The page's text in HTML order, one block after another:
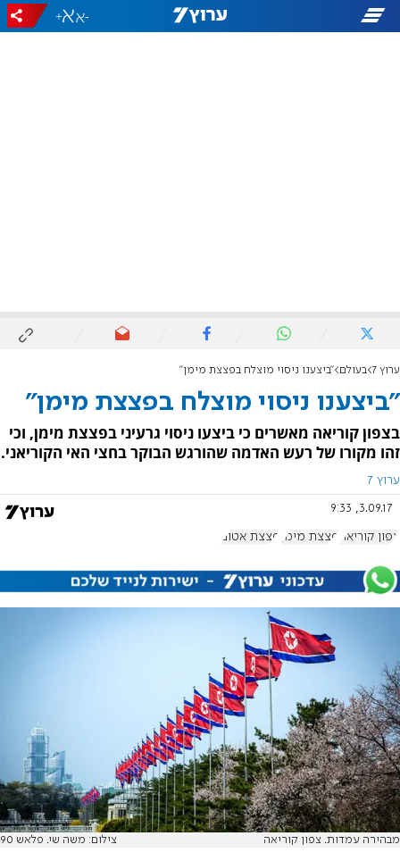
-
+
ערוץ 7 בעולם "ביצענו ניסוי מוצלח בפצצת מימן"
"ביצענו ניסוי מוצלח בפצצת מימן"
בצפון קוריאה מאשרים כי ביצעו ניסוי גרעיני בפצצת מימן, וכי
זהו מקורו של רעש האדמה שהורגש הבוקר בחצי האי הקוריאני.
ערוץ 7
3.09.17, 9:33
צפון קוריאה פצצת מימן פצצת אטום
מבהירה עמדות. צפון קוריאה צילום: משה שי. פלאש 90